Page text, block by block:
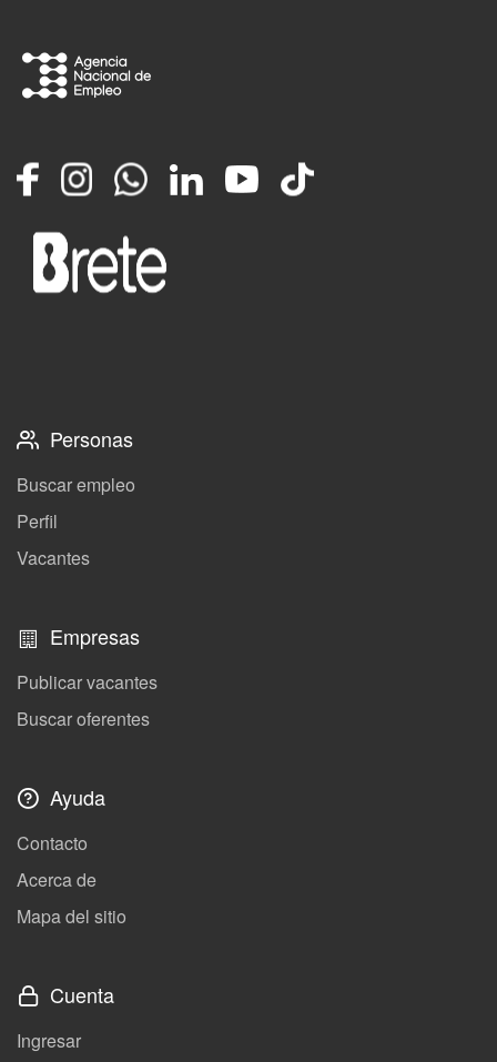
FacebookInstagramWhatsappLinkedInYouTube
TikTok
Personas
Buscar empleo
Perfil
Vacantes
Empresas
Publicar vacantes
Buscar oferentes
Ayuda
Contacto
Acerca de
Mapa del sitio
Cuenta
Ingresar